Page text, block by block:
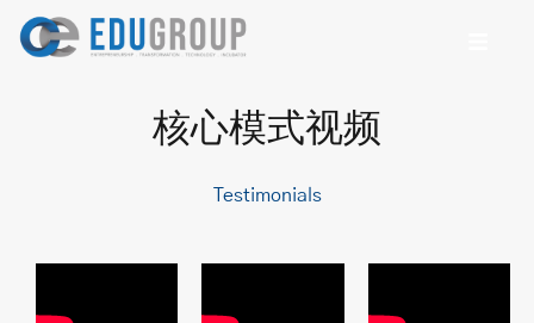
核心模式视频
Testimonials